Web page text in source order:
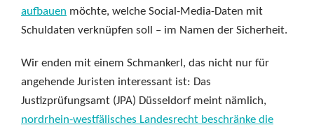
aufbauen möchte, welche Social-Media-Daten mit
Schuldaten verknüpfen soll – im Namen der Sicherheit.
Wir enden mit einem Schmankerl, das nicht nur für
angehende Juristen interessant ist: Das
Justizprüfungsamt (JPA) Düsseldorf meint nämlich,
nordrhein-westfälisches Landesrecht beschränke die